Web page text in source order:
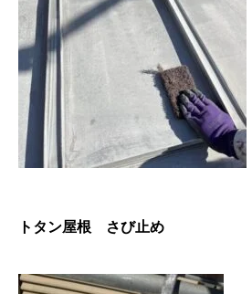
トタン屋根 さび止め